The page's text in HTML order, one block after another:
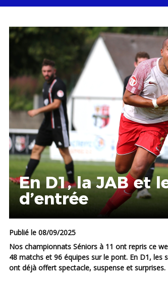
En D1, la JAB et
d’entrée
Publié le 08/09/2025
Nos championnats Séniors à 11 ont repris ce week-end avec, de la D1 à la D4, pas moins de
48 matchs et 96 équipes sur le pont. En D1,
ont déjà offert spectacle, suspense et surprises.